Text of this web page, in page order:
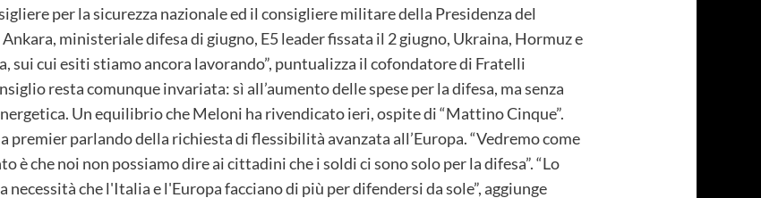
per la sicurezza nazionale ed il consigliere militare della Presidenza del
ministeriale difesa di giugno, E5 leader fissata il 2 giugno, Ukraina, Hormuz e
sui cui esiti stiamo ancora lavorando”, puntualizza il cofondatore di Fratelli
resta comunque invariata: sì all’aumento delle spese per la difesa, ma senza
Un equilibrio che Meloni ha rivendicato ieri, ospite di “Mattino Cinque”.
premier parlando della richiesta di flessibilità avanzata all’Europa. “Vedremo come
che noi non possiamo dire ai cittadini che i soldi ci sono solo per la difesa”. “Lo
necessità che l'Italia e l'Europa facciano di più per difendersi da sole”, aggiunge